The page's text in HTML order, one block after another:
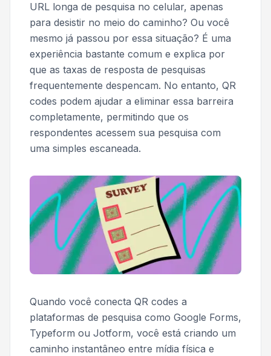
URL longa de pesquisa no celular, apenas
para desistir no meio do caminho? Ou você
mesmo já passou por essa situação? É uma
experiência bastante comum e explica por
que as taxas de resposta de pesquisas
frequentemente despencam. No entanto, QR
codes podem ajudar a eliminar essa barreira
completamente, permitindo que os
respondentes acessem sua pesquisa com
uma simples escaneada.
Quando você conecta QR codes a
plataformas de pesquisa como Google Forms,
Typeform ou Jotform, você está criando um
caminho instantâneo entre mídia física e